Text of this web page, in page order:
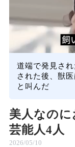
道端で発見さ
された後、獣
と叫んだ
美人なの
芸能人4人
2026/05/10